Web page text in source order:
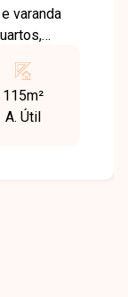
varanda
e vista
salão
115m²
A. Útil